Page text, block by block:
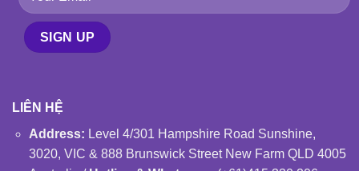
LIÊN HỆ
Address: Level 4/301 Hampshire Road Sunshine,
3020, VIC & 888 Brunswick Street New Farm QLD 4005